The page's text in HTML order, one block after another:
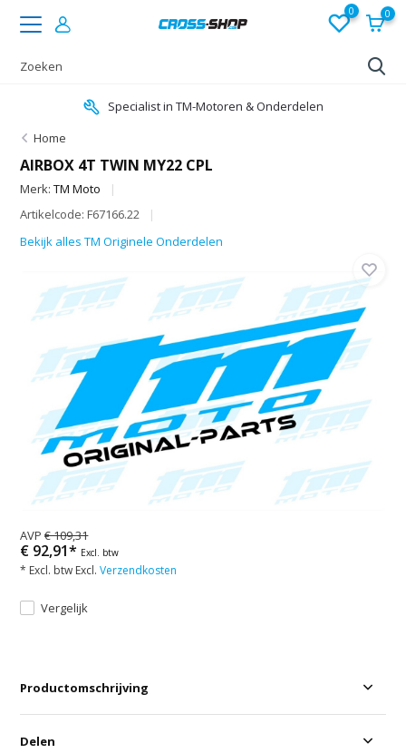
0 0
Specialist in TM-Motoren & Onderdelen
Home
AIRBOX 4T TWIN MY22 CPL
Merk:TM Moto
Artikelcode: F67166.22
Bekijk alles TM Originele Onderdelen
AVP€ 109,31
€ 92,91* Excl. btw
* Excl. btw Excl.Verzendkosten
Vergelijk
Productomschrijving
Delen